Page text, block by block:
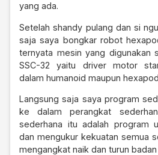
yang ada.
Setelah shandy pulang dan si
saja saya bongkar robot
ternyata mesin yang digunakan
SSC-32 yaitu driver motor
dalam humanoid maupun
Langsung saja saya program
ke dalam perangkat
sederhana itu adalah program
dan mengukur kekuatan semua
mengangkat naik dan turun